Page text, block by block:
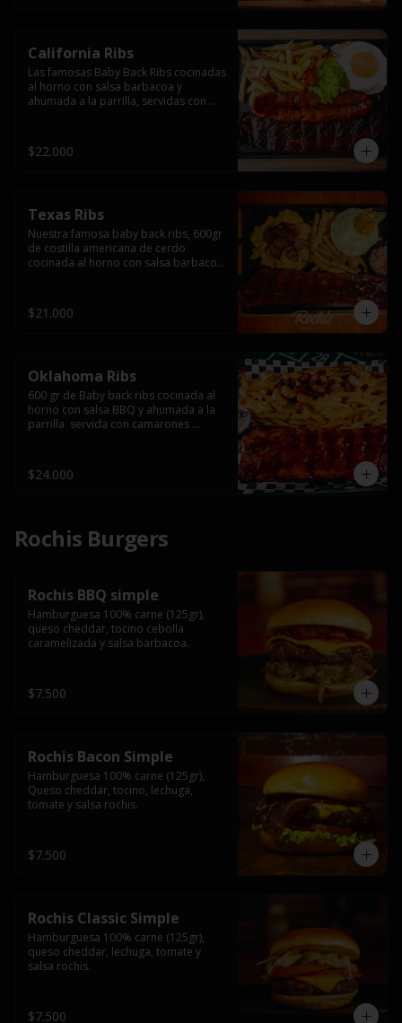
California Ribs
Las famosas Baby Back Ribs cocinadas
al horno con salsa barbacoa y
ahumada a la parrilla, servidas con
$22.000
Texas Ribs
Nuestra famosa baby back ribs, 600gr
de costilla americana de cerdo
cocinada al horno con salsa barbacoa
tocino ahumado laminado, papas
fritas  y un huevo frito.
$21.000
Oklahoma Ribs
600 gr de Baby back ribs cocinada al
horno con salsa BBQ y ahumada a la
parrilla  servida con camarones
$24.000
Rochis Burgers
Rochis BBQ simple
Hamburguesa 100% carne (125gr),
queso cheddar, tocino cebolla
caramelizada y salsa barbacoa.
$7.500
Rochis Bacon Simple
Hamburguesa 100% carne (125gr),
Queso cheddar, tocino, lechuga,
tomate y salsa rochis.
$7.500
Rochis Classic Simple
Hamburguesa 100% carne (125gr),
queso cheddar, lechuga, tomate y
salsa rochis.
$7.500